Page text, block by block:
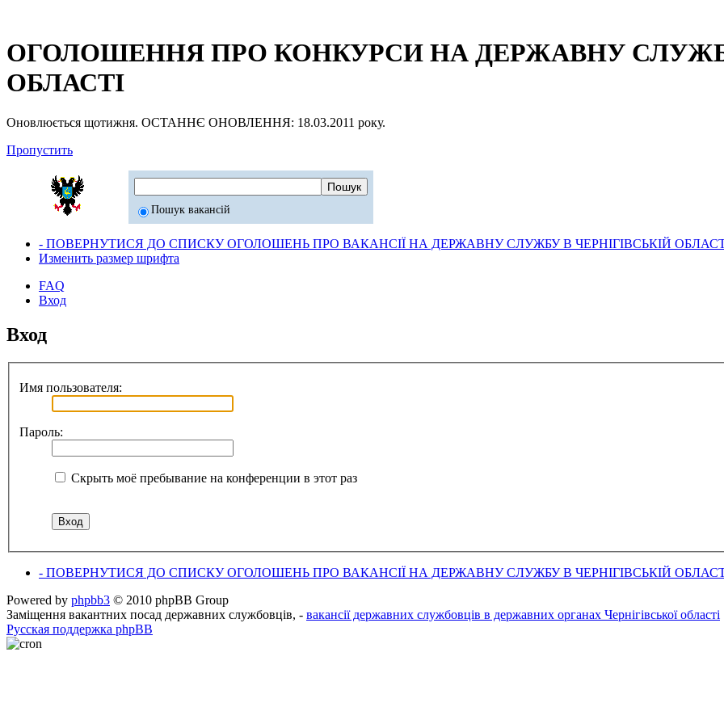
ОГОЛОШЕННЯ ПРО КОНКУРСИ НА ДЕРЖАВНУ
ОБЛАСТІ
Оновлюється щотижня. ОСТАННЄ ОНОВЛЕННЯ: 18.03.2011 року.
Пропустить
Пошук вакансій
- ПОВЕРНУТИСЯ ДО СПИСКУ ОГОЛОШЕНЬ ПРО ВАКАНСІЇ НА ДЕРЖАВНУ СЛУЖБУ В ЧЕРНІГІВСЬКІЙ
Изменить размер шрифта
FAQ
Вход
Вход
Имя пользователя:
Пароль:
Скрыть моё пребывание на конференции в этот раз
- ПОВЕРНУТИСЯ ДО СПИСКУ ОГОЛОШЕНЬ ПРО ВАКАНСІЇ НА ДЕРЖАВНУ СЛУЖБУ В ЧЕРНІГІВСЬКІЙ
Powered by phpbb3 © 2010 phpBB Group
Заміщення вакантних посад державних службовців, - вакансії державних службовців в державних органах Чернігівської області
Русская поддержка phpBB